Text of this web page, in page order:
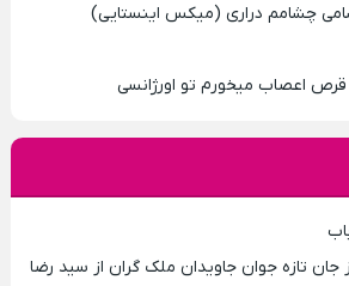
چشامم دراری (میکس اینستایی)
اعصاب میخورم تو اورژانسی
جان تازه جوان جاویدان ملک گران از سید رضا